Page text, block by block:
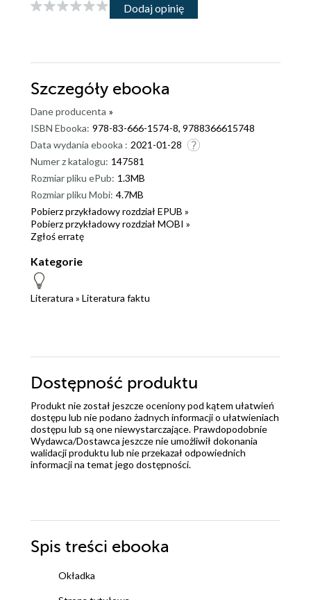
Dodaj opinię
Szczegóły ebooka
Dane producenta »
ISBN Ebooka: 978-83-666-1574-8, 9788366615748
Data wydania ebooka : 2021-01-28
Numer z katalogu: 147581
Rozmiar pliku ePub: 1.3MB
Rozmiar pliku Mobi: 4.7MB
Pobierz przykładowy rozdział EPUB »
Pobierz przykładowy rozdział MOBI »
Zgłoś erratę
Kategorie
Literatura » Literatura faktu
Dostępność produktu
Produkt nie został jeszcze oceniony pod kątem ułatwień
dostępu lub nie podano żadnych informacji o ułatwieniach
dostępu lub są one niewystarczające. Prawdopodobnie
Wydawca/Dostawca jeszcze nie umożliwił dokonania
walidacji produktu lub nie przekazał odpowiednich
informacji na temat jego dostępności.
Spis treści ebooka
Okładka